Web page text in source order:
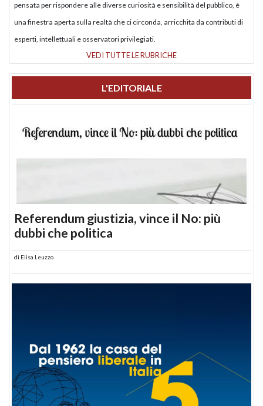
pensata per rispondere alle diverse curiosità e sensibilità del pubblico, è
una finestra aperta sulla realtà che ci circonda, arricchita da contributi di
esperti, intellettuali e osservatori privilegiati.
VEDI TUTTE LE RUBRICHE
L'EDITORIALE
Referendum giustizia, vince il No: più
dubbi che politica
di Elisa Leuzzo